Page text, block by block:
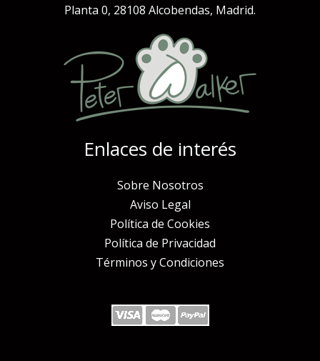
Planta 0, 28108 Alcobendas, Madrid.
Enlaces de interés
Sobre Nosotros
Aviso Legal
Política de Cookies
Política de Privacidad
Términos y Condiciones